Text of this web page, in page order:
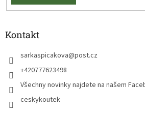
Kontakt
sarkaspicakova@post.cz
+420777623498
Všechny novinky najdete na našem
ceskykoutek